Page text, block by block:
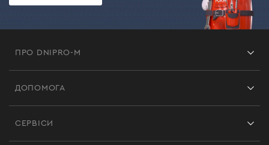
являє собою основу з паперу або тканини з
нанесеним абразивним зерном. Може
обробки поверхонь з деревних матеріалів,
поверхню для грунтовки і фарбування. Також
використовується для шліфування поверхонь і
інших видів робіт.
ПРО DNIPRO-M
Відгуки
ДОПОМОГА
СЕРВІСИ